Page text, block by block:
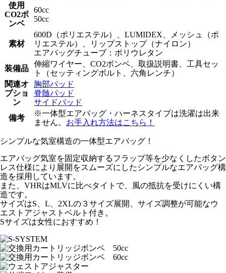
使用
CO2ボ
ンベ
60cc
50cc
素材
600D（ポリエステル）、LUMIDEX、メッシュ（ポ
リエステル）、リップストップ（ナイロン）
エアバッグチューブ：ポリウレタン
装備品
伸縮ワイヤー、CO2ボンベ、取扱説明書、工具セッ
ト（セッティングボルト、六角レンチ）
関連オ
プショ
ン
胸部パッド
脊髄パッド
サイドパッド
備考
※一体型エアバッグ・ハーネスタイプは洗濯は出来
ません。 お手入れ方法はこちら！
シンプルな気室構造の一体型エアバッグ！
エアバッグ気室を固定収納するフラップ等を少なくしたボタン
レス仕様により展開をスムーズにしたシンプルなエアバッグ構
造を採用しています。
また、VHRはMLVに比べタイトで、風の抵抗を受けにくい構
造です。
サイズはS、L、2XLの３サイズ展開、サイズ調整が可能なウ
エストアジャストベルト付き。
Sサイズは女性におすすめ！